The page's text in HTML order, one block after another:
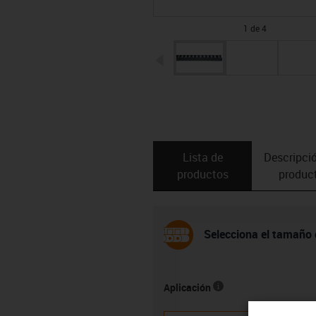
1 de 4
igus-icon-arrow-left
Lista de
productos
Selecciona el
Aplicación